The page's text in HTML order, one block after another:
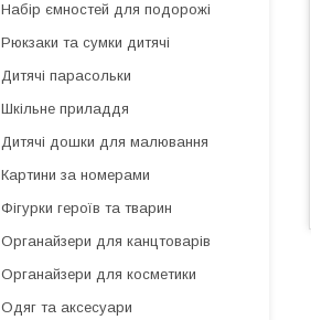
Набір ємностей для подорожі
Рюкзаки та сумки дитячі
Дитячі парасольки
Шкільне приладдя
Дитячі дошки для малювання
Картини за номерами
Фігурки героїв та тварин
Органайзери для канцтоварів
Органайзери для косметики
Одяг та аксесуари